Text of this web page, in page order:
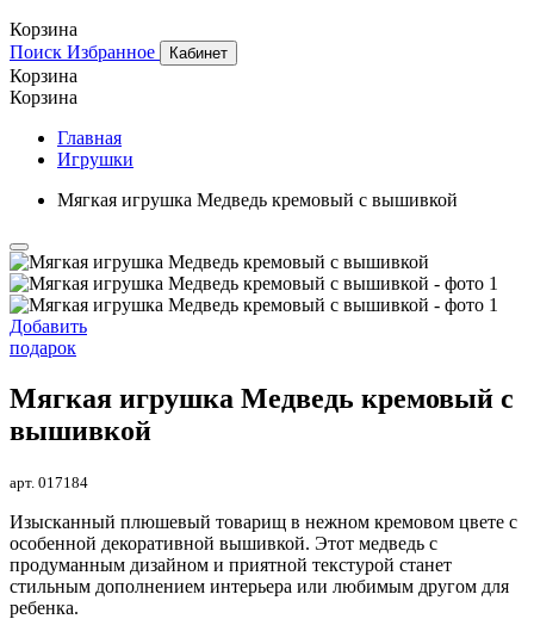
Корзина
Поиск Избранное Кабинет
Корзина
Корзина
Главная
Игрушки
Мягкая игрушка Медведь кремовый с вышивкой
Добавить
подарок
Мягкая игрушка Медведь кремовый с
вышивкой
арт. 017184
Изысканный плюшевый товарищ в нежном кремовом цвете с
особенной декоративной вышивкой. Этот медведь с
продуманным дизайном и приятной текстурой станет
стильным дополнением интерьера или любимым другом для
ребенка.